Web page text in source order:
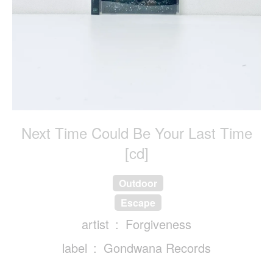
Next Time Could Be Your Last Time
[cd]
Outdoor
Escape
artist
Forgiveness
label
Gondwana Records